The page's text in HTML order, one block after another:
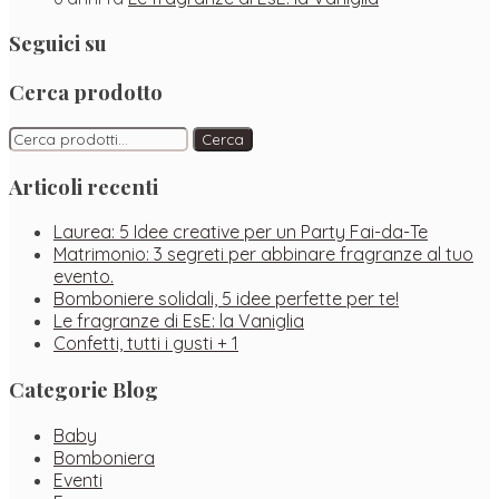
Seguici su
Facebook
Instagram
Pinterest
Cerca prodotto
Cerca: Cerca
Articoli recenti
Laurea: 5 Idee creative per un Party Fai-da-Te
Matrimonio: 3 segreti per abbinare fragranze al tuo
evento.
Bomboniere solidali, 5 idee perfette per te!
Le fragranze di EsE: la Vaniglia
Confetti, tutti i gusti + 1
Categorie Blog
Baby
Bomboniera
Eventi